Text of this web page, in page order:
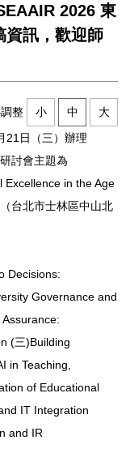
2026 東
資訊，歡迎師
整 小 中
大
21日（三）辦理
討會主題為
Excellence in the Age
台北市士林區中山北
Decisions:
Governance and
(三)Building
in Teaching,
of Educational
IT Integration
and IR